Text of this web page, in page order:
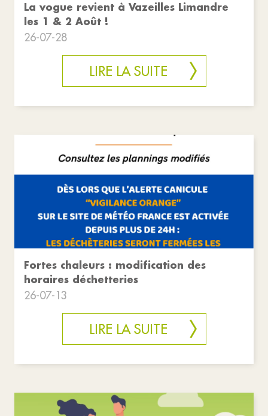
La vogue revient à Vazeilles Limandre
les 1 & 2 Août !
26-07-28
LIRE LA SUITE
Fortes chaleurs : modification des
horaires déchetteries
26-07-13
LIRE LA SUITE